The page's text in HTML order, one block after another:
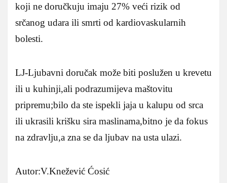
koji ne doručkuju imaju 27% veći rizik od
srčanog udara ili smrti od kardiovaskularnih
bolesti.
LJ-Ljubavni doručak može biti poslužen u krevetu
ili u kuhinji,ali podrazumijeva maštovitu
pripremu;bilo da ste ispekli jaja u kalupu od srca
ili ukrasili krišku sira maslinama,bitno je da fokus
na zdravlju,a zna se da ljubav na usta ulazi.
Autor:V.Knežević Ćosić